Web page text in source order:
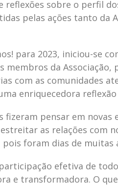
reflexões sobre o perfil
pelas ações tanto da
para 2023, iniciou-se
membros da Associação,
com as comunidades
enriquecedora reflexão
fizeram pensar em
as relações com
foram dias de muitas
efetiva de
e transformadora. O